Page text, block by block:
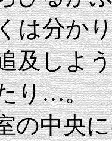
は分か
及しよ
り…。
中央に